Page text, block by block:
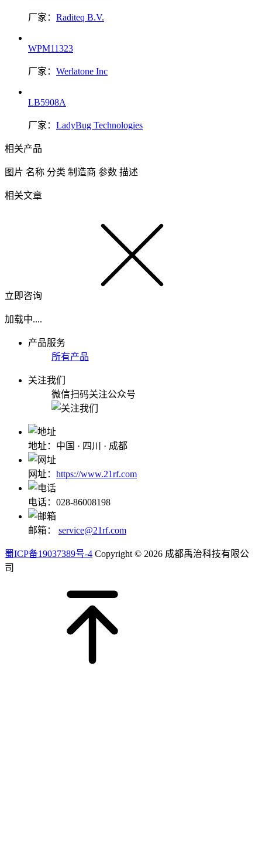
厂家： Raditeq B.V.
WPM11323
厂家： Werlatone Inc
LB5908A
厂家： LadyBug Technologies
相关产品
图片 名称 分类 制造商 参数 描述
相关文章
立即咨询
加载中....
产品服务
所有产品
关注我们
微信扫码关注公众号
地址：中国 · 四川 · 成都
网址： https://www.21rf.com
电话：028-86008198
邮箱： service@21rf.com
蜀ICP备19037389号-4 Copyright © 2026 成都禹治科技有限公
司